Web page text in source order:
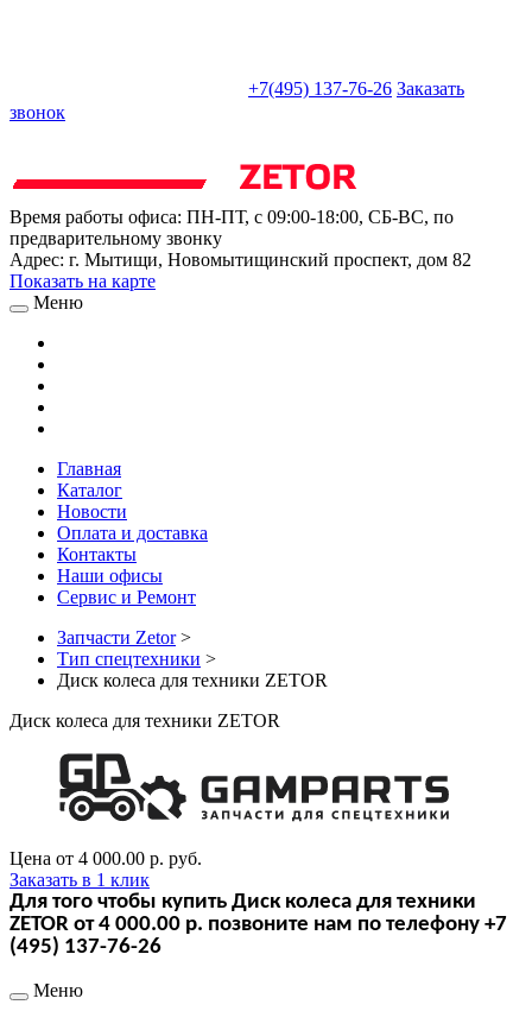
+7(495) 137-76-26 Заказать
звонок
Время работы офиса: ПН-ПТ, с 09:00-18:00, СБ-ВС, по
предварительному звонку
Адрес: г. Мытищи, Новомытищинский проспект, дом 82
Показать на карте
Меню
Главная
Каталог
Новости
Оплата и доставка
Контакты
Наши офисы
Сервис и Ремонт
Запчасти Zetor >
Тип спецтехники >
Диск колеса для техники ZETOR
Диск колеса для техники ZETOR
Цена от 4 000.00 р. руб.
Заказать в 1 клик
Для того чтобы купить Диск колеса для техники
ZETOR от 4 000.00 р. позвоните нам по телефону +7
(495) 137-76-26
Меню